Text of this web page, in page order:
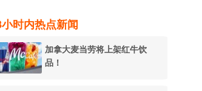
时内热点新闻
加拿大麦当劳将上架红牛饮
品！